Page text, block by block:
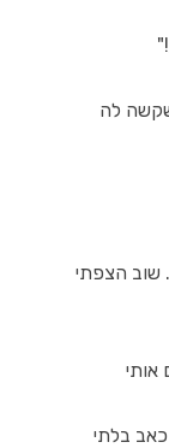
לה
שוב הצפתי
אותי
בלתי